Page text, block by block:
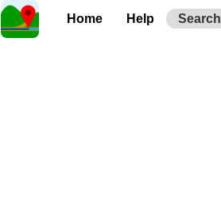
Home Help Search